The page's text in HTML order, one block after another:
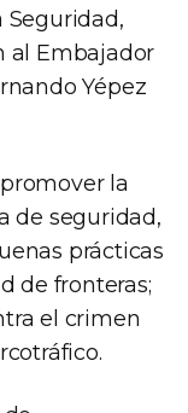
Seguridad,
al Embajador
Yépez
la
de seguridad,
prácticas
de fronteras;
el crimen